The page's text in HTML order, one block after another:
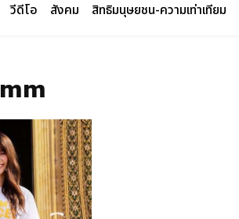
วีดีโอ สังคม สิทธิมนุษยชน-ความเท่าเทียม